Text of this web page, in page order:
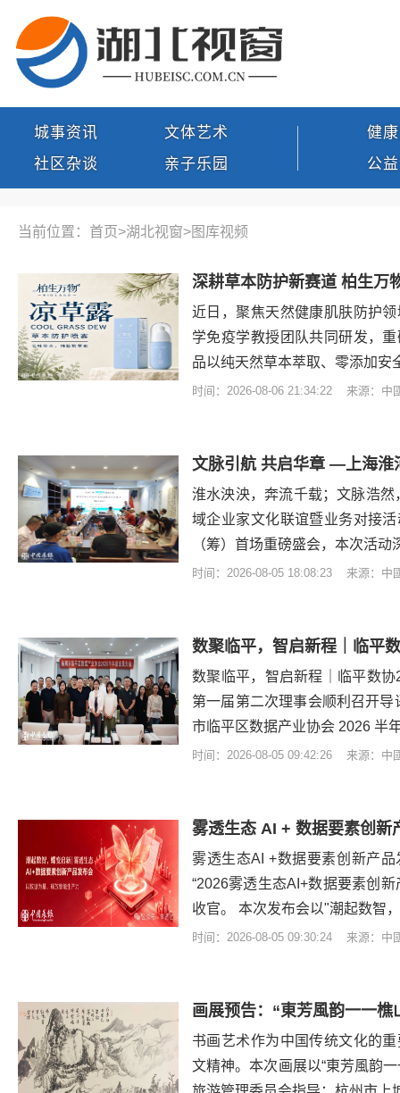
城事资讯
社区杂谈
文体艺术
亲子乐园
健
公
当前位置：首页>湖北视窗>图库视频
近日，聚焦天然健康肌肤防护
学免疫学教授团队共同研发，
品以纯天然草本萃取、零添加安
时间：2026-08-06 21:34:22 来源：中
淮水泱泱，奔流千载；文脉浩
域企业家文化联谊暨业务对接
（筹）首场重磅盛会，本次活
时间：2026-08-05 18:08:23 来源：中
数聚临平，智启新程｜临平数
第一届第二次理事会顺利召开
市临平区数据产业协会 2026 半
时间：2026-08-05 09:42:26 来源：中
雾透生态 AI + 数据要素创新
雾透生态AI +数据要素创新产
“2026雾透生态AI+数据要素创
收官。 本次发布会以"潮起数智
时间：2026-08-05 09:30:24 来源：中
书画艺术作为中国传统文化的
文精神。本次画展以“東芳風韵